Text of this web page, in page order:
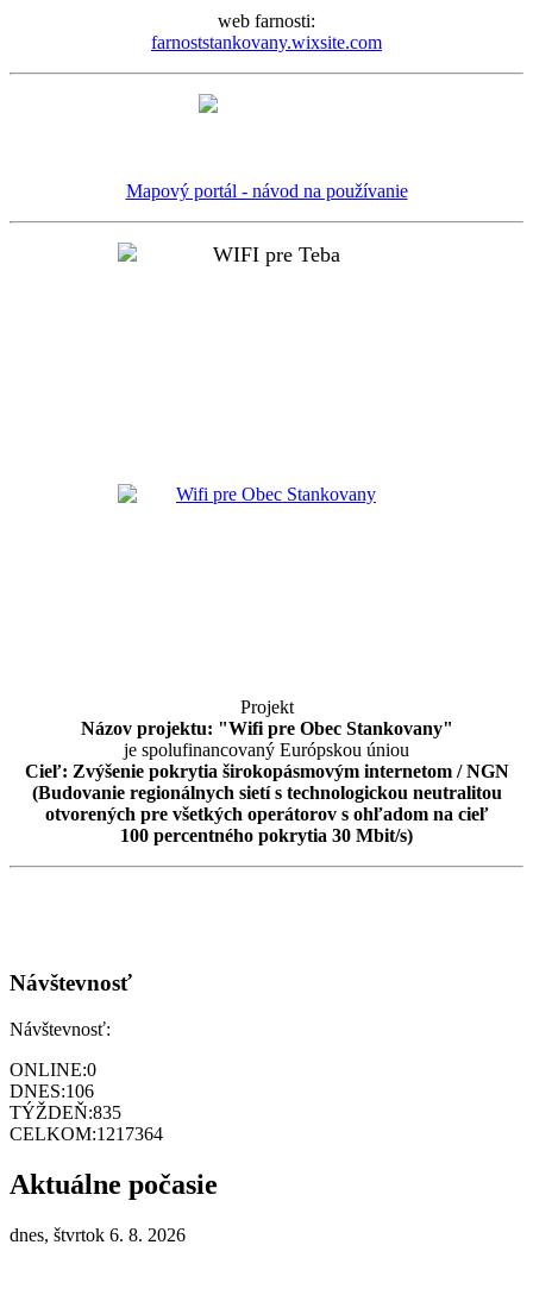
web farnosti:
farnoststankovany.wixsite.com
Mapový portál - návod na používanie
Projekt
Názov projektu: "Wifi pre Obec Stankovany"
je spolufinancovaný Európskou úniou
Cieľ: Zvýšenie pokrytia širokopásmovým internetom / NGN
(Budovanie regionálnych sietí s technologickou neutralitou
otvorených pre všetkých operátorov s ohľadom na cieľ
100 percentného pokrytia 30 Mbit/s)
Návštevnosť
Návštevnosť:
ONLINE:0
DNES:106
TÝŽDEŇ:835
CELKOM:1217364
Aktuálne počasie
dnes, štvrtok 6. 8. 2026